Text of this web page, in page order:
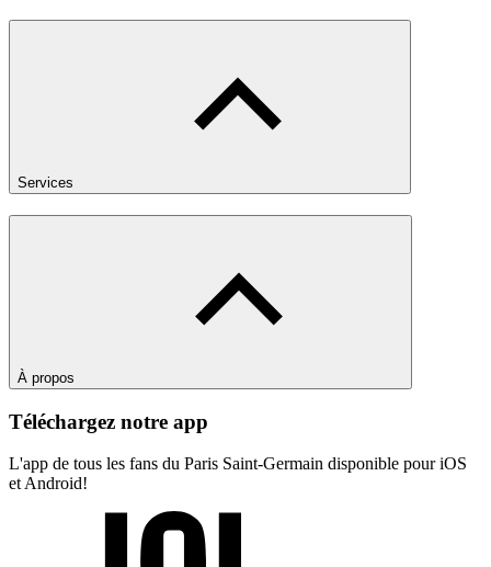
Services
À propos
Téléchargez notre app
L'app de tous les fans du Paris Saint-Germain disponible pour iOS
et Android!